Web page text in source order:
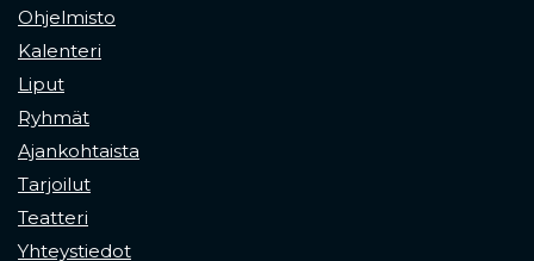
Ohjelmisto
Kalenteri
Liput
Ryhmät
Ajankohtaista
Tarjoilut
Teatteri
Yhteystiedot